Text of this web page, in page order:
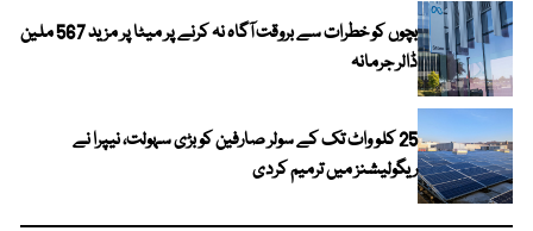
بچوں کو خطرات سے بروقت آگاہ نہ کرنے پر میٹا پر مزید 567 ملین
ڈالر جرمانہ
25 کلو واٹ تک کے سولر صارفین کو بڑی سہولت، نیپرا نے
ریگولیشنز میں ترمیم کردی